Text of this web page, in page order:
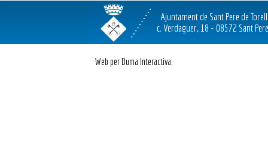
Ajuntament de Sant Pere de
c. Verdaguer, 18 - 08572 Sant
Web per Duma Interactiva.